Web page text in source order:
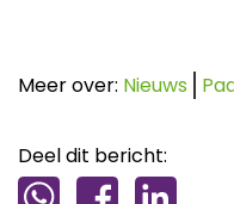
Meer over: Nieuws
Deel dit bericht: